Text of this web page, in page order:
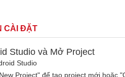
CÀI ĐẶT
Studio và Mở Project
Studio
Project" để tạo project mới hoặc